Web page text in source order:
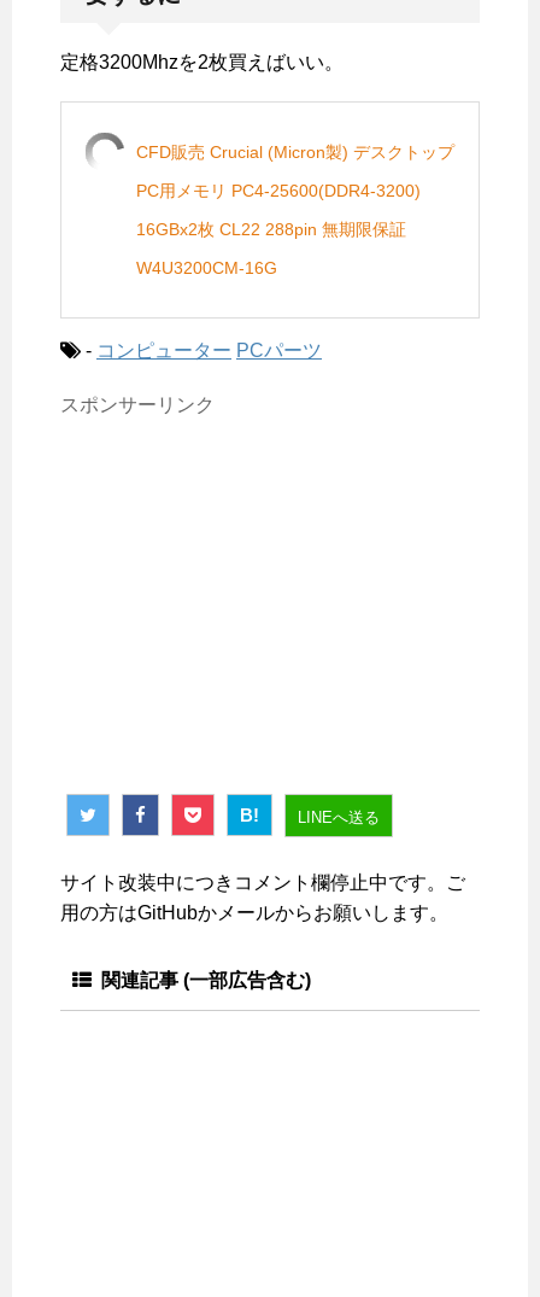
定格3200Mhzを2枚買えばいい。
CFD販売 Crucial (Micron製) デスクトップ
PC用メモリ PC4-25600(DDR4-3200)
16GBx2枚 CL22 288pin 無期限保証
W4U3200CM-16G
- コンピューター PCパーツ
スポンサーリンク
B! LINEへ送る
サイト改装中につきコメント欄停止中です。ご
用の方はGitHubかメールからお願いします。
関連記事 (一部広告含む)